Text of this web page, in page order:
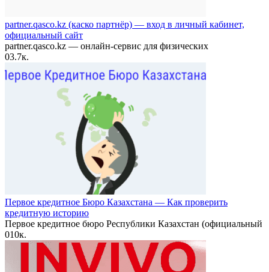
partner.qasco.kz (каско партнёр) — вход в личный кабинет,
официальный сайт
partner.qasco.kz — онлайн-сервис для физических
03.7к.
Первое кредитное Бюро Казахстана — Как проверить
кредитную историю
Первое кредитное бюро Республики Казахстан (официальный
010к.